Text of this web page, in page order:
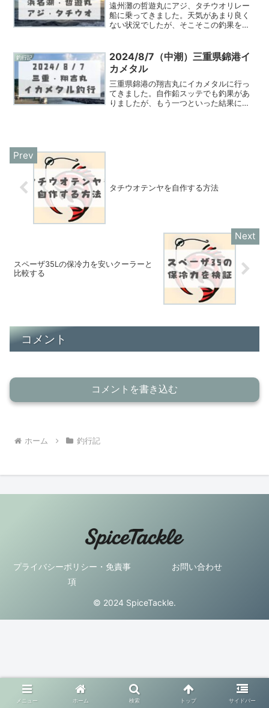
遠州灘の哲遊丸にアジ、タチウオリレー
船に乗ってきました。天気があまり良く
ない状況でしたが、そこそこの釣果を得
ったです。
釣行記
2024/8/7（中潮）三重県錦港イ
カメタル
三重県錦港の翔吉丸にイカメタルに行っ
てきました。自作鉛スッテでも釣果があ
りましたが、もう一つといった結果にな
タチウオテンヤを自作する方法
スペーザ35Lの保冷力を安いクーラーと
比較する
コメント
コメントを書き込む
ホーム 釣行記
プライバシーポリシー・免責事
項
お問い合わせ
© 2024 SpiceTackle.
メニュー ホーム 検索 トップ サイドバー